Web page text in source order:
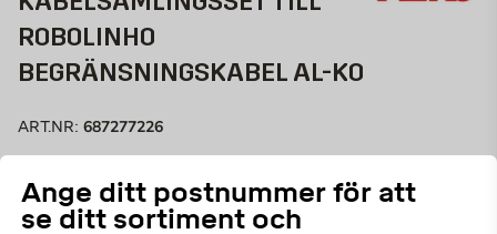
Ange ditt postnummer för att
se ditt sortiment och
ROBOLINHO
BEGRÄNSNINGSKABEL AL-KO
ART.NR: 687277226
Kabelsamlingsset för kantkabeln utan annat. I AL-KO
tillbehör för grästeknik & skötsel hittar du passande